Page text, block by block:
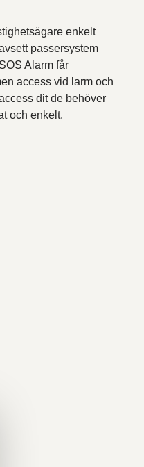
enkelt
passersystem
Alarm får
access vid larm och
dit de behöver
och enkelt.